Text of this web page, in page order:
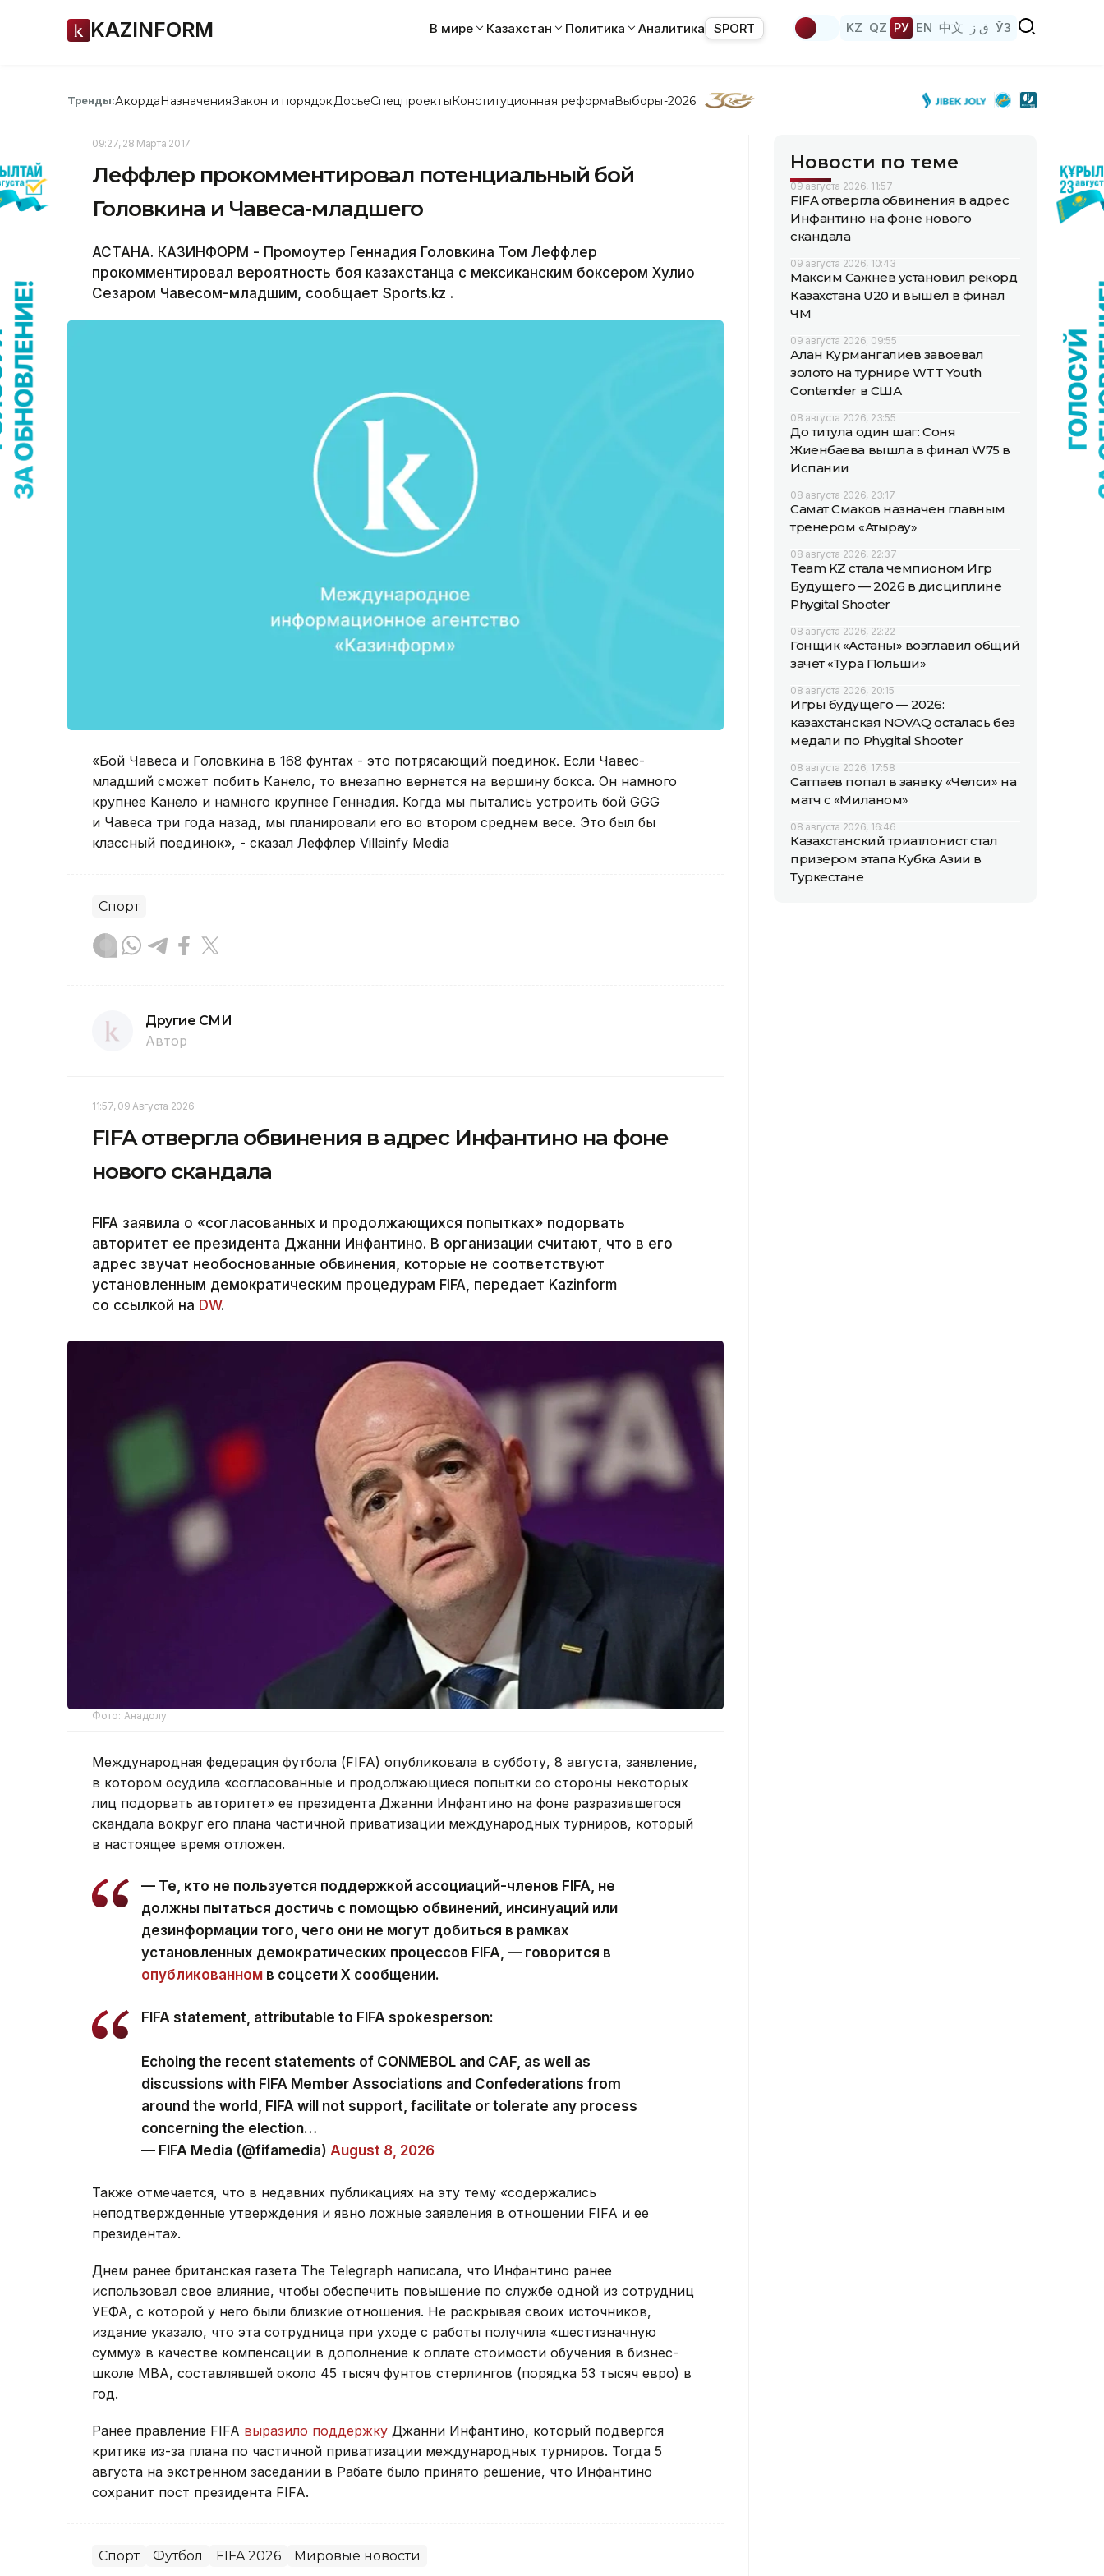
KAZINFORM В мире Казахстан Политика Аналитика SPORT KZ QZ РУ EN 中文 ق ز ЎЗ
Тренды:АкордаНазначенияЗакон и порядок ДосьеСпецпроектыКонституционная реформаВыборы-2026
09:27, 28 Марта 2017
Леффлер прокомментировал потенциальный бой
Головкина и Чавеса-младшего
АСТАНА. КАЗИНФОРМ - Промоутер Геннадия Головкина Том Леффлер
прокомментировал вероятность боя казахстанца с мексиканским боксером Хулио
Сезаром Чавесом-младшим, сообщает Sports.kz .
«Бой Чавеса и Головкина в 168 фунтах - это потрясающий поединок. Если Чавес-
младший сможет побить Канело, то внезапно вернется на вершину бокса. Он намного
крупнее Канело и намного крупнее Геннадия. Когда мы пытались устроить бой GGG
и Чавеса три года назад, мы планировали его во втором среднем весе. Это был бы
классный поединок», - сказал Леффлер Villainfy Media
Спорт
Другие СМИ
Автор
11:57, 09 Августа 2026
FIFA отвергла обвинения в адрес Инфантино на фоне
нового скандала
FIFA заявила о «согласованных и продолжающихся попытках» подорвать
авторитет ее президента Джанни Инфантино. В организации считают, что в его
адрес звучат необоснованные обвинения, которые не соответствуют
установленным демократическим процедурам FIFA, передает Kazinform
со ссылкой на DW.
Фото: Анадолу
Международная федерация футбола (FIFA) опубликовала в субботу, 8 августа, заявление,
в котором осудила «согласованные и продолжающиеся попытки со стороны некоторых
лиц подорвать авторитет» ее президента Джанни Инфантино на фоне разразившегося
скандала вокруг его плана частичной приватизации международных турниров, который
в настоящее время отложен.
— Те, кто не пользуется поддержкой ассоциаций-членов FIFA, не
должны пытаться достичь с помощью обвинений, инсинуаций или
дезинформации того, чего они не могут добиться в рамках
установленных демократических процессов FIFA, — говорится в
опубликованном в соцсети Х сообщении.
FIFA statement, attributable to FIFA spokesperson:
Echoing the recent statements of CONMEBOL and CAF, as well as
discussions with FIFA Member Associations and Confederations from
around the world, FIFA will not support, facilitate or tolerate any process
concerning the election…
— FIFA Media (@fifamedia) August 8, 2026
Также отмечается, что в недавних публикациях на эту тему «содержались
неподтвержденные утверждения и явно ложные заявления в отношении FIFA и ее
президента».
Днем ранее британская газета The Telegraph написала, что Инфантино ранее
использовал свое влияние, чтобы обеспечить повышение по службе одной из сотрудниц
УЕФА, с которой у него были близкие отношения. Не раскрывая своих источников,
издание указало, что эта сотрудница при уходе с работы получила «шестизначную
сумму» в качестве компенсации в дополнение к оплате стоимости обучения в бизнес-
школе МВА, составлявшей около 45 тысяч фунтов стерлингов (порядка 53 тысяч евро) в
год.
Ранее правление FIFA выразило поддержку Джанни Инфантино, который подвергся
критике из-за плана по частичной приватизации международных турниров. Тогда 5
августа на экстренном заседании в Рабате было принято решение, что Инфантино
сохранит пост президента FIFA.
Спорт Футбол FIFA 2026 Мировые новости
Новости по теме
09 августа 2026, 11:57
FIFA отвергла обвинения в адрес
Инфантино на фоне нового
скандала
09 августа 2026, 10:43
Максим Сажнев установил рекорд
Казахстана U20 и вышел в финал
ЧМ
09 августа 2026, 09:55
Алан Курмангалиев завоевал
золото на турнире WTT Youth
Contender в США
08 августа 2026, 23:55
До титула один шаг: Соня
Жиенбаева вышла в финал W75 в
Испании
08 августа 2026, 23:17
Самат Смаков назначен главным
тренером «Атырау»
08 августа 2026, 22:37
Team KZ стала чемпионом Игр
Будущего — 2026 в дисциплине
Phygital Shooter
08 августа 2026, 22:22
Гонщик «Астаны» возглавил общий
зачет «Тура Польши»
08 августа 2026, 20:15
Игры будущего — 2026:
казахстанская NOVAQ осталась без
медали по Phygital Shooter
08 августа 2026, 17:58
Сатпаев попал в заявку «Челси» на
матч с «Миланом»
08 августа 2026, 16:46
Казахстанский триатлонист стал
призером этапа Кубка Азии в
Туркестане